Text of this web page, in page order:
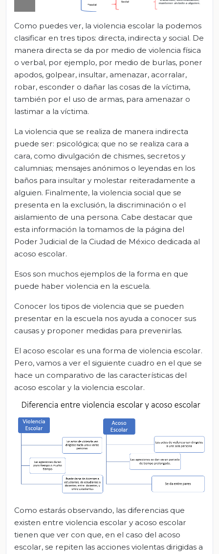
Como puedes ver, la violencia escolar la podemos
clasificar en tres tipos: directa, indirecta y social. De
manera directa se da por medio de violencia física
o verbal, por ejemplo, por medio de burlas, poner
apodos, golpear, insultar, amenazar, acorralar,
robar, esconder o dañar las cosas de la víctima,
también por el uso de armas, para amenazar o
lastimar a la víctima.
La violencia que se realiza de manera indirecta
puede ser: psicológica; que no se realiza cara a
cara, como divulgación de chismes, secretos y
calumnias; mensajes anónimos o leyendas en los
baños para insultar y molestar reiteradamente a
alguien. Finalmente, la violencia social que se
presenta en la exclusión, la discriminación o el
aislamiento de una persona. Cabe destacar que
esta información la tomamos de la página del
Poder Judicial de la Ciudad de México dedicada al
acoso escolar.
Esos son muchos ejemplos de la forma en que
puede haber violencia en la escuela.
Conocer los tipos de violencia que se pueden
presentar en la escuela nos ayuda a conocer sus
causas y proponer medidas para prevenirlas.
El acoso escolar es una forma de violencia escolar.
Pero, vamos a ver el siguiente cuadro en el que se
hace un comparativo de las características del
acoso escolar y la violencia escolar.
Como estarás observando, las diferencias que
existen entre violencia escolar y acoso escolar
tienen que ver con que, en el caso del acoso
escolar, se repiten las acciones violentas dirigidas a